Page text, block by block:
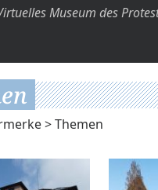
Museum des
> Themen